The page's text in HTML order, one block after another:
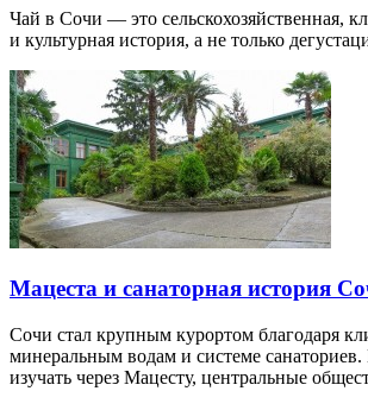
Чай в Сочи — это сельскохозяйственная,
и культурная история, а не только
Мацеста и санаторная история
Сочи стал крупным курортом благодаря
минеральным водам и системе
изучать через Мацесту, центральные